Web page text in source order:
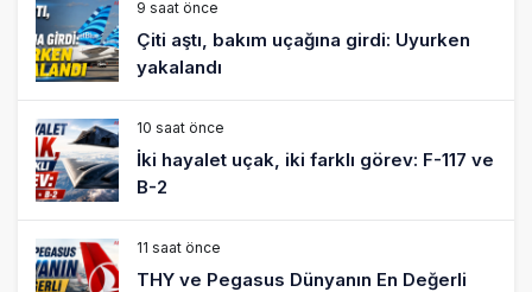
9 saat önce
Çiti aştı, bakım uçağına girdi: Uyurken
yakalandı
10 saat önce
İki hayalet uçak, iki farklı görev: F-117 ve
B-2
11 saat önce
THY ve Pegasus Dünyanın En Değerli